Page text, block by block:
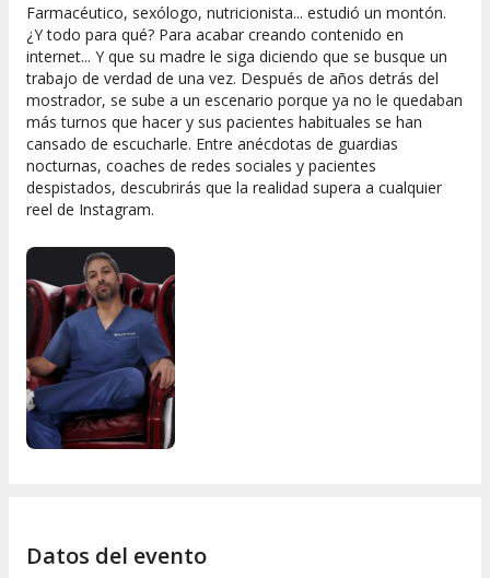
Farmacéutico, sexólogo, nutricionista... estudió un montón.
¿Y todo para qué? Para acabar creando contenido en
internet... Y que su madre le siga diciendo que se busque un
trabajo de verdad de una vez. Después de años detrás del
mostrador, se sube a un escenario porque ya no le quedaban
más turnos que hacer y sus pacientes habituales se han
cansado de escucharle. Entre anécdotas de guardias
nocturnas, coaches de redes sociales y pacientes
despistados, descubrirás que la realidad supera a cualquier
reel de Instagram.
Datos del evento